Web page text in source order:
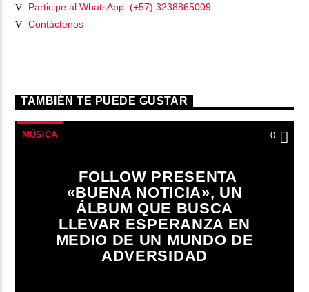
Participe al WhatsApp: (+57) 3238865009
Contáctenos
TAMBIÉN TE PUEDE GUSTAR
MÚSICA 0
FOLLOW PRESENTA
«BUENA NOTICIA», UN
ÁLBUM QUE BUSCA
LLEVAR ESPERANZA EN
MEDIO DE UN MUNDO DE
ADVERSIDAD